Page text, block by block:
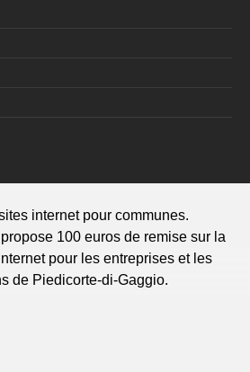
internet pour communes.
propose 100 euros de remise sur la
pour les entreprises et les
de Piedicorte-di-Gaggio.